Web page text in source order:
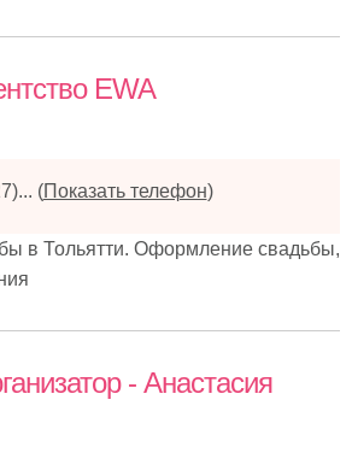
EWA
(Показать телефон)
в Тольятти. Оформление свадьбы,
- Анастасия